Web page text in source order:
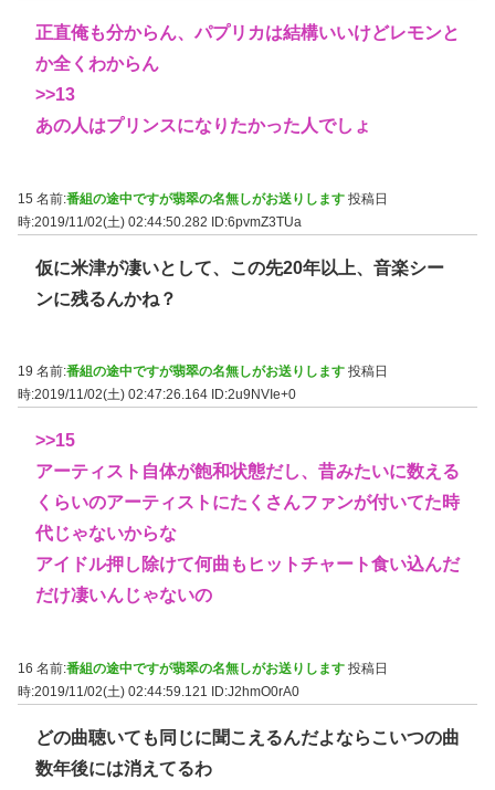
正直俺も分からん、パプリカは結構いいけどレモンと
か全くわからん
>>13
あの人はプリンスになりたかった人でしょ
15 名前:番組の途中ですが翡翠の名無しがお送りします 投稿日
時:2019/11/02(土) 02:44:50.282 ID:6pvmZ3TUa
仮に米津が凄いとして、この先20年以上、音楽シー
ンに残るんかね？
19 名前:番組の途中ですが翡翠の名無しがお送りします 投稿日
時:2019/11/02(土) 02:47:26.164 ID:2u9NVIe+0
>>15
アーティスト自体が飽和状態だし、昔みたいに数える
くらいのアーティストにたくさんファンが付いてた時
代じゃないからな
アイドル押し除けて何曲もヒットチャート食い込んだ
だけ凄いんじゃないの
16 名前:番組の途中ですが翡翠の名無しがお送りします 投稿日
時:2019/11/02(土) 02:44:59.121
ID:J2hmO0rA0
どの曲聴いても同じに聞こえるんだよならこいつの曲
数年後には消えてるわ